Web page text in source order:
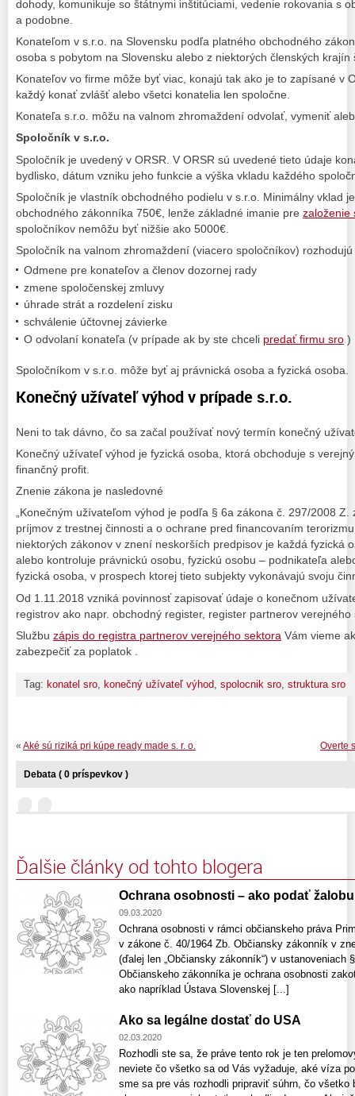
dohody, komunikuje so štátnymi inštitúciami, vedenie rokovania s
a podobne.
Konateľom v s.r.o. na Slovensku podľa platného obchodného
osoba s pobytom na Slovensku alebo z niektorých členských krajín
Konateľov vo firme môže byť viac, konajú tak ako je to zapísané v
každý konať zvlášť alebo všetci konatelia len spoločne.
Konateľa s.r.o. môžu na valnom zhromaždení odvolať, vymeniť
Spoločník v s.r.o.
Spoločník je uvedený v ORSR. V ORSR sú uvedené tieto údaje
bydlisko, dátum vzniku jeho funkcie a výška vkladu každého
Spoločník je vlastník obchodného podielu v s.r.o. Minimálny vklad
obchodného zákonníka 750€, lenže základné imanie pre založenie
spoločníkov nemôžu byť nižšie ako 5000€.
Spoločník na valnom zhromaždení (viacero spoločníkov)
Odmene pre konateľov a členov dozornej rady
zmene spoločenskej zmluvy
úhrade strát a rozdelení zisku
schválenie účtovnej závierke
O odvolaní konateľa (v prípade ak by ste chceli predať firmu sro )
Spoločníkom v s.r.o. môže byť aj právnická osoba a fyzická osoba.
Konečný užívateľ výhod v prípade s.r.o.
Neni to tak dávno, čo sa začal používať nový termín konečný
Konečný užívateľ výhod je fyzická osoba, ktorá obchoduje s
finančný profit.
Znenie zákona je nasledovné
„Konečným užívateľom výhod je podľa § 6a zákona č. 297/2008
príjmov z trestnej činnosti a o ochrane pred financovaním
niektorých zákonov v znení neskorších predpisov je každá fyzická
alebo kontroluje právnickú osobu, fyzickú osobu – podnikateľa
fyzická osoba, v prospech ktorej tieto subjekty vykonávajú svoju
Od 1.11.2018 vzniká povinnosť zapisovať údaje o konečnom
registrov ako napr. obchodný register, register partnerov
Službu zápis do registra partnerov verejného sektora Vám vieme
zabezpečiť za poplatok .
Tag: konatel sro konečný užívateľ výhod spolocnik sro struktura sro
Overte
« Aké sú riziká pri kúpe ready made s. r. o.
Debata ( 0 príspevkov )
Ďalšie články od tohto blogera
Ochrana osobnosti – ako podať
09.03.2020
Ochrana osobnosti v rámci občianskeho práva
v zákone č. 40/1964 Zb. Občiansky zákonník v
(ďalej len „Občiansky zákonník“) v ustanoveniach
Občianskeho zákonníka je ochrana osobnosti
ako napríklad Ústava Slovenskej [...]
Ako sa legálne dostať do USA
02.03.2020
Rozhodli ste sa, že práve tento rok je ten
neviete čo všetko sa od Vás vyžaduje, aké víza
sme sa pre vás rozhodli pripraviť súhrn, čo všetko